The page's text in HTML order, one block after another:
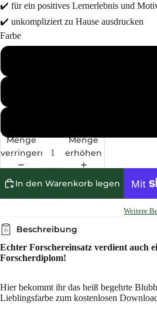
✔️ für ein positives Lernerlebnis und
✔️ unkompliziert zu Hause ausdrucken
Farbe
Menge
verringern
Menge
erhöhen
In den Warenkorb legen
Weitere
Beschreibung
Echter Forschereinsatz verdient auch
Forscherdiplom!
Hier bekommt ihr das heiß begehrte
Lieblingsfarbe zum kostenlosen